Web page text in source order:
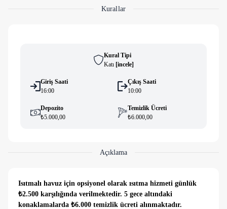
Kurallar
Kural Tipi
Katı [i̇ncele]
Giriş Saati
16:00
Çıkış Saati
10:00
Depozito
₺5.000,00
Temizlik Ücreti
₺6.000,00
Açıklama
Isıtmalı havuz için opsiyonel olarak ısıtma hizmeti günlük
₺2.500 karşılığında verilmektedir. 5 gece altındaki
konaklamalarda ₺6.000 temizlik ücreti alınmaktadır.